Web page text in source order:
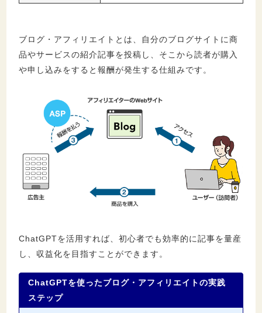
ブログ・アフィリエイトとは、自分のブログサイトに商
品やサービスの紹介記事を投稿し、そこから読者が購入
や申し込みをすると報酬が発生する仕組みです。
ChatGPTを活用すれば、初心者でも効率的に記事を量産
し、収益化を目指すことができます。
ChatGPTを使ったブログ・アフィリエイトの実践
ステップ